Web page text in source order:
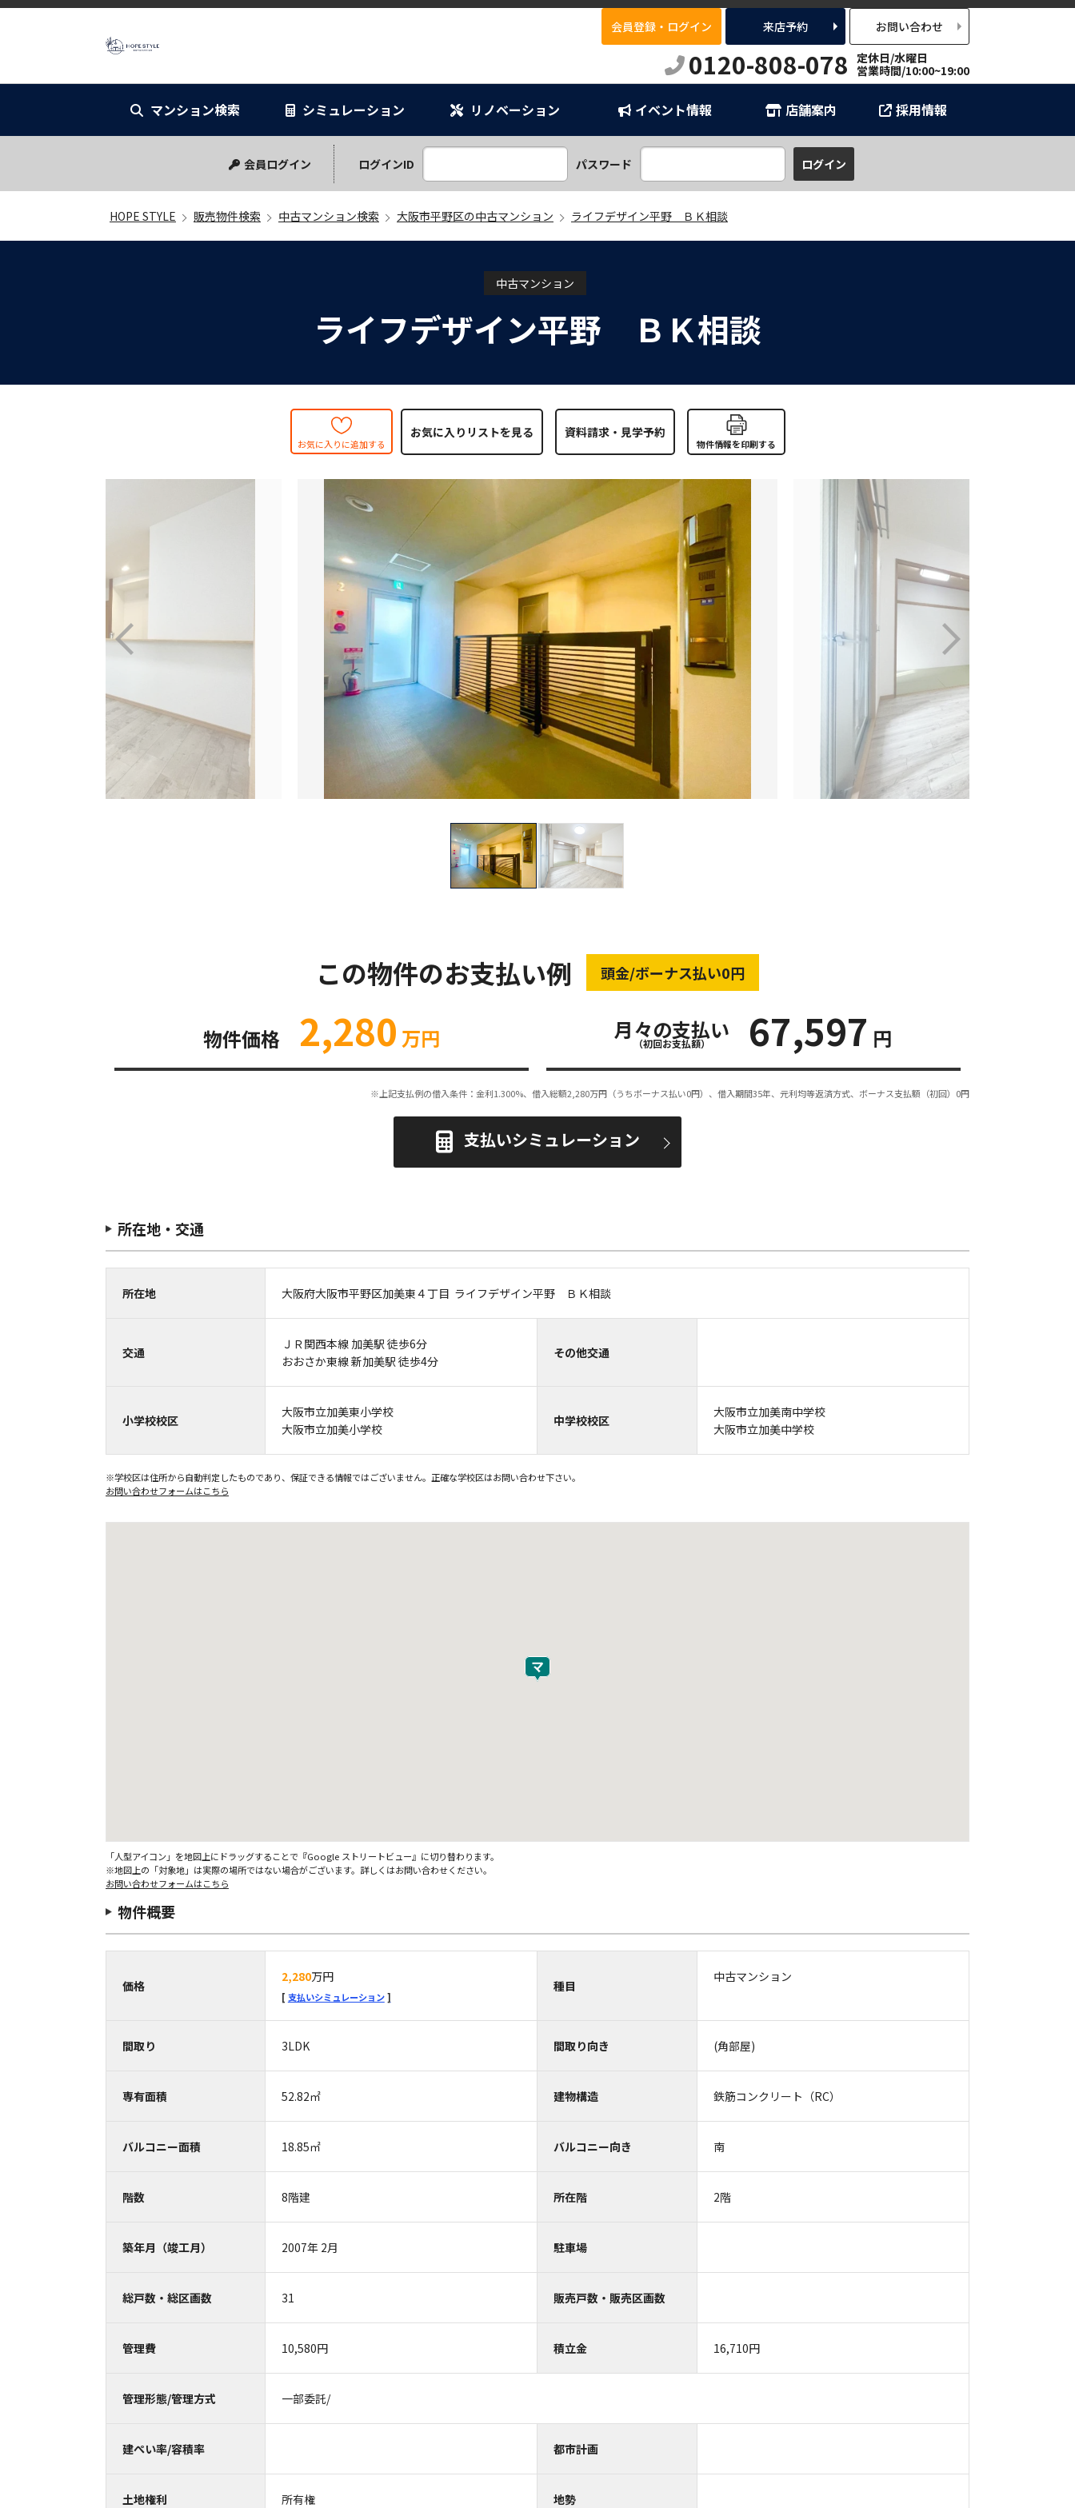
会員登録・ログイン 来店予約 お問い合わせ
0120-808-078 定休日/水曜日
営業時間/10:00~19:00
マンション検索 シミュレーション
シミュレーション
リノベーションプラン
リノベーション イベント情報 店舗案内 採用情報
会員ログイン ログインID パスワード
HOPE STYLE 販売物件検索 中古マンション検索 大阪市平野区の中古マンション ライフデザイン平野 ＢＫ相談
中古マンション
ライフデザイン平野 ＢＫ相談
お気に入りに追加する
お気に入りリストを見る
物件情報を印刷する
この物件のお支払い例 頭金/ボーナス払い0円
物件価格 2,280 万円 月々の支払い
（初回お支払額） 67,597 円
※上記支払例の借入条件：金利1.300%、借入総額2,280万円（うちボーナス払い0円）、借入期間35年、元利均等返済方式、ボーナス支払額（初回）0円
支払いシミュレーション
所在地・交通
所在地 大阪府大阪市平野区加美東４丁目 ライフデザイン平野 ＢＫ相談
交通
ＪＲ関西本線 加美駅 徒歩6分
おおさか東線 新加美駅 徒歩4分
その他交通
小学校校区
大阪市立加美東小学校
大阪市立加美小学校
中学校校区
大阪市立加美南中学校
大阪市立加美中学校
※学校区は住所から自動判定したものであり、保証できる情報ではございません。正確な学校区はお問い合わせ下さい。
お問い合わせフォームはこちら
「人型アイコン」を地図上にドラッグすることで『Google ストリートビュー』に切り替わります。
※地図上の「対象地」は実際の場所ではない場合がございます。詳しくはお問い合わせください。
お問い合わせフォームはこちら
物件概要
価格
2,280万円
支払いシミュレーション
種目
中古マンション
間取り 3LDK 間取り向き (角部屋)
専有面積 52.82㎡ 建物構造 鉄筋コンクリート（RC）
バルコニー面積 18.85㎡ バルコニー向き 南
階数 8階建 所在階 2階
築年月（竣工月） 2007年 2月 駐車場
総戸数・総区画数 31 販売戸数・販売区画数
管理費 10,580円 積立金 16,710円
管理形態/管理方式 一部委託/
建ぺい率/容積率 都市計画
土地権利 所有権 地勢